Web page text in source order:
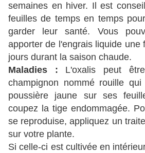
semaines en hiver. Il est
feuilles de temps en temps
garder leur santé. Vous
apporter de l'engrais liquide une
jours durant la saison chaude.
Maladies : L'oxalis peut
champignon nommé rouille
poussière jaune sur ses
coupez la tige endommagée.
se reproduise, appliquez un
sur votre plante.
Si celle-ci est cultivée en